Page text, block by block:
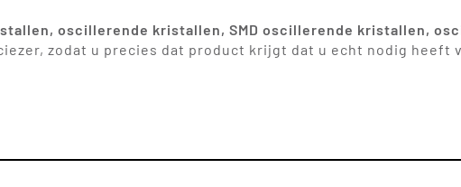
oscillerende kristallen, SMD oscillerende kristallen,
zodat u precies dat product krijgt dat u echt nodig heeft